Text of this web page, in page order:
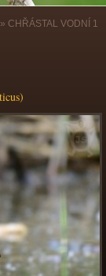
» CHŘÁSTAL VODNÍ 1